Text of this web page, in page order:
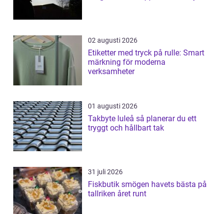
02 augusti 2026
Etiketter med tryck på rulle: Smart
märkning för moderna
verksamheter
01 augusti 2026
Takbyte luleå så planerar du ett
tryggt och hållbart tak
31 juli 2026
Fiskbutik smögen havets bästa på
tallriken året runt